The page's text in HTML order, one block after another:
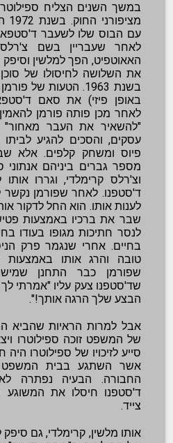
במשך השנים הצליח
עם הבוס שלו לשעבר
לאחר שעבריין בשם
האאוטפיט, הפך למלשין
את השלושה לחיסולו של
בשנת 1963. הטעות
באופן פיזי) את סאם
לאחר מכן פותה פורמן
"להשאיר את העבר מאחור"
עסקים, והסכים להגיע
פיוס ומשחק קלפים. אלא
מספר גברים ביניהם אנתוני
וצ'רלס קרימלדי, וגררו
ד'סטפנו. לאחר שפורמן
לענות אותו. הוא החל לדקור
שבר את ברכיו באמצעות
לנסר חתיכות מגופו בעודו
בחיים. אחרי שנגמר פרק
טובה והרג אותו באמצעות
שפורמן כבר התחנן
שד'סטפנו צעק עליו "אמרתי
הבצע שלך הרגה אותך!".
אבל למרות הראיות שהביא
של המשפט זוכה ספילוטרו
סייע לזיכויו של ספילוטרו
אשר השתגע בבית
החבורה. הבעיה נפתרה
ד'סטפנו חיסלו את המשוגע
צייד.
אותו מלשין, קרימלדי, גם